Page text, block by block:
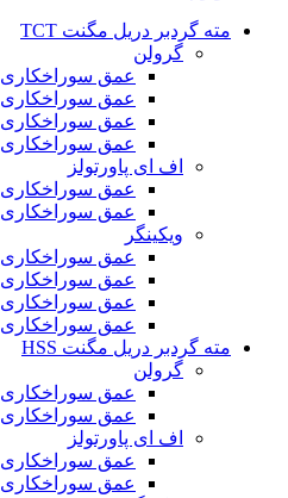
مته گردبر دریل مگنت TCT
گرولن
عمق سوراخکاری 35 میلی‌متر
عمق سوراخکاری ۵۵ میلی‌متر
عمق سوراخکاری ۷۵ میلی‌متر
عمق سوراخکاری ۱۰۰ میلی‌متر
اف ای پاورتولز
عمق سوراخکاری ۳۵ میلی‌متر
عمق سوراخکاری ۵۰ میلی‌متر
ویکینگر
عمق سوراخکاری 35 میلی‌متر
عمق سوراخکاری ۵۵ میلی‌متر
عمق سوراخکاری ۷۵ میلی‌متر
عمق سوراخکاری ۱۰۰ میلی‌متر
مته گردبر دریل مگنت HSS
گرولن
عمق سوراخکاری ۳۰ میلی‌متر
عمق سوراخکاری ۵۰ میلی‌متر
اف ای پاورتولز
عمق سوراخکاری ۳۰ میلی‌متر
عمق سوراخکاری ۵۰ میلی‌متر